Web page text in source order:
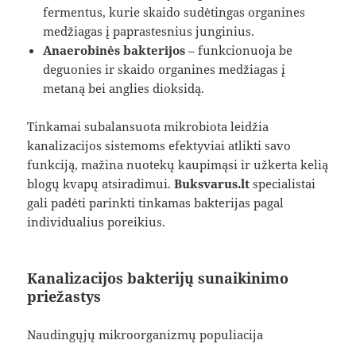
fermentus, kurie skaido sudėtingas organines
medžiagas į paprastesnius junginius.
Anaerobinės bakterijos – funkcionuoja be
deguonies ir skaido organines medžiagas į
metaną bei anglies dioksidą.
Tinkamai subalansuota mikrobiota leidžia
kanalizacijos sistemoms efektyviai atlikti savo
funkciją, mažina nuotekų kaupimąsi ir užkerta kelią
blogų kvapų atsiradimui.Buksvarus.lt specialistai
gali padėti parinkti tinkamas bakterijas pagal
individualius poreikius.
Kanalizacijos bakterijų sunaikinimo
priežastys
Naudingųjų mikroorganizmų populiacija